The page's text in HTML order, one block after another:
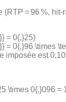
(RTP = 96 %,
= 0{,}25)
= 0{,}96 \times
imposée est
\times 0{,}096 =